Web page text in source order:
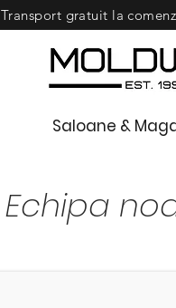
Saloane &
Transport gratuit la
Echipa